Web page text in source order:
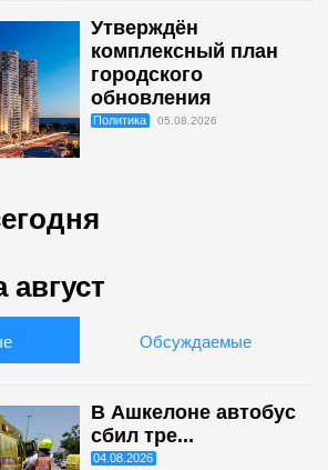
Утверждён
комплексный план
городского
обновления
Политика 05.08.2026
август
Обсуждаемые
В Ашкелоне автобус
сбил тре...
04.08.2026